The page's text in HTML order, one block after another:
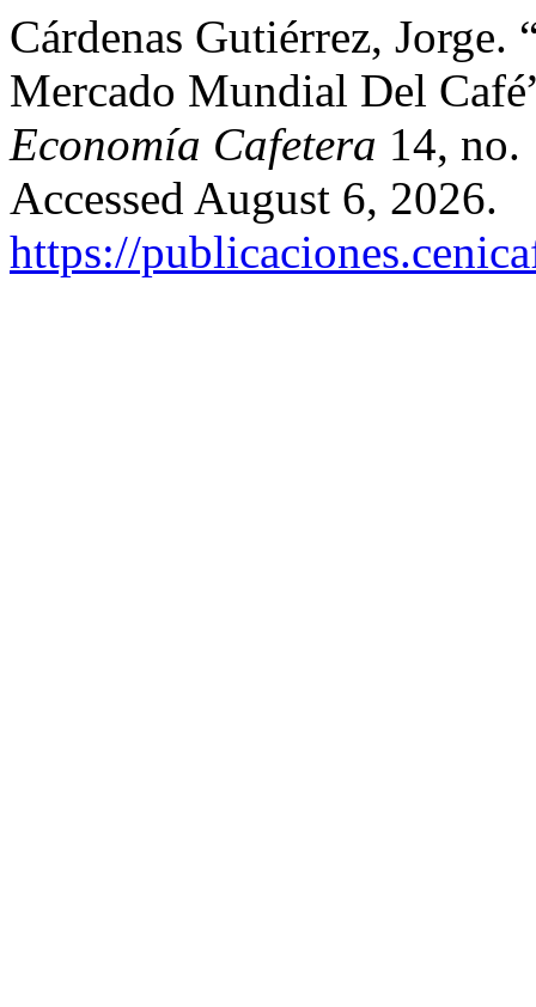
Cárdenas Gutiérrez,
Mercado Mundial Del
Economía Cafetera 14, no.
Accessed August 6, 2026.
https://